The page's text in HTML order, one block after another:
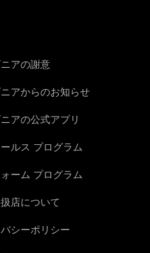
アの謝意
アからのお知らせ
アの公式アプリ
ルス プログラム
ーム プログラム
店について
シーポリシー